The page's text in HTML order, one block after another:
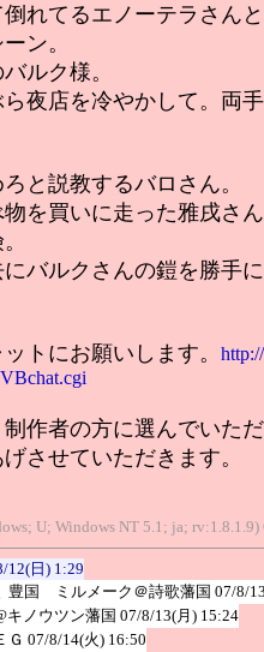
れてるエノーテラさん
ン。
ルク様。
夜店を冷やかして。両
と説教するバロさん。
を買いに走った雅戌さ
バルクさんの鎧を勝手
トにお願いします。
作者の方に選んでいた
させていただきます。
U; Windows NT 5.1; ja;
12(日) 1:29
豊国 ミルメーク＠詩歌藩国 07/8/
キノウツン藩国 07/8/13(月) 15:24
Ｇ 07/8/14(火) 16:50